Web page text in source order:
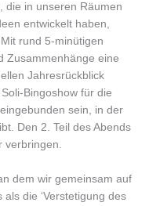
die in unseren Räumen
entwickelt haben,
rund 5-minütigen
Zusammenhänge eine
Jahresrückblick
Bingoshow für die
sein, in der
Den 2. Teil des Abends
verbringen.
dem wir gemeinsam auf
die ‘Verstetigung des